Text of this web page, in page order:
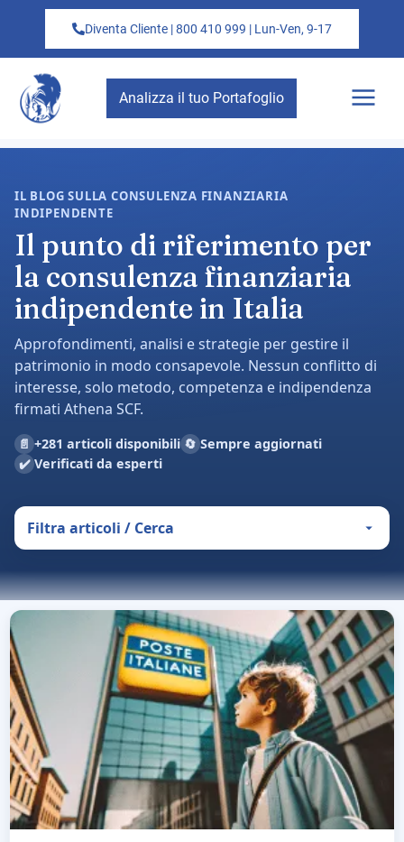
Diventa Cliente | 800 410 999 | Lun-Ven, 9-17
Analizza il tuo Portafoglio
IL BLOG SULLA CONSULENZA FINANZIARIA
INDIPENDENTE
Il punto di riferimento per
la consulenza finanziaria
indipendente in Italia
Approfondimenti, analisi e strategie per gestire il
patrimonio in modo consapevole. Nessun conflitto di
interesse, solo metodo, competenza e indipendenza
firmati Athena SCF.
📄 +281 articoli disponibili 🔄 Sempre aggiornati
✔️ Verificati da esperti
Filtra articoli / Cerca